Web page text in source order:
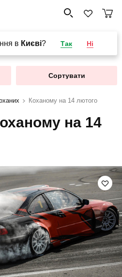
в Києві? Так Ні
Сортувати
Коханому на 14 лютого
на 14